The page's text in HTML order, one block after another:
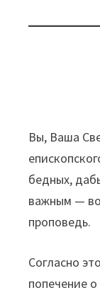
Вы, Ваша
бедных,
важным —
проповедь.
Согласно
попечение